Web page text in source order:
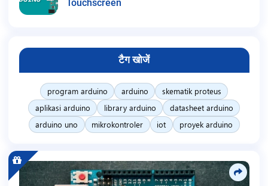
Touchscreen
टैग खोजें
program arduino arduino
skematik proteus
aplikasi arduino
library arduino
datasheet arduino
arduino uno
mikrokontroler iot proyek arduino